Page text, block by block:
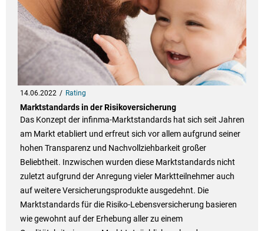
14.06.2022 Rating
Marktstandards in der Risikoversicherung
Das Konzept der infinma-Marktstandards hat sich seit Jahren
am Markt etabliert und erfreut sich vor allem aufgrund seiner
hohen Transparenz und Nachvollziehbarkeit großer
Beliebtheit. Inzwischen wurden diese Marktstandards nicht
zuletzt aufgrund der Anregung vieler Marktteilnehmer auch
auf weitere Versicherungsprodukte ausgedehnt. Die
Marktstandards für die Risiko-Lebensversicherung basieren
wie gewohnt auf der Erhebung aller zu einem